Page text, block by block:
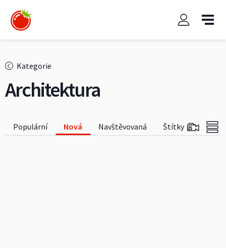
Kategorie
Architektura
Populární Nová Navštěvovaná Štítky Jen